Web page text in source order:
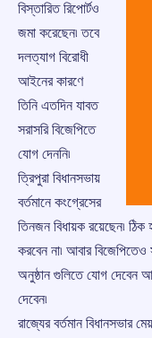
বিস্তারিত রিপোর্টও
জমা করেছেন৷ তবে
দলত্যাগ বিরোধী
আইনের কারণে
তিনি এতদিন যাবত
সরাসরি বিজেপিতে
যোগ দেননি৷
ত্রিপুরা বিধানসভায়
বর্তমানে কংগ্রেসের
তিনজন বিধায়ক রয়েছেন৷
করবেন না৷ আবার বিজেপিতেও
অনুষ্ঠান গুলিতে যোগ দেবেন
দেবেন৷
রাজ্যের বর্তমান বিধানসভার